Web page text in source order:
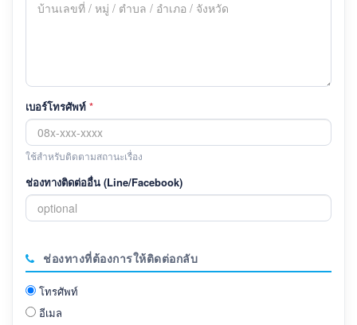
เบอร์โทรศัพท์ *
ใช้สำหรับติดตามสถานะเรื่อง
ช่องทางติดต่ออื่น (Line/Facebook)
ช่องทางที่ต้องการให้ติดต่อกลับ
โทรศัพท์
อีเมล